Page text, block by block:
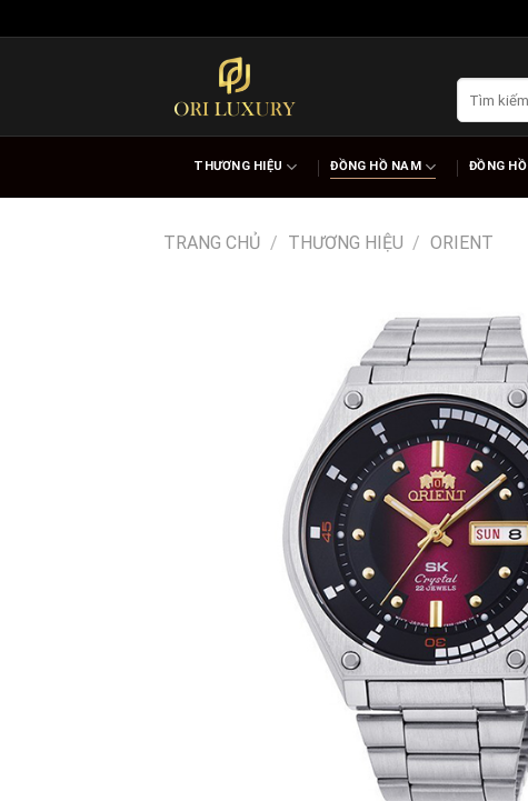
to
THƯƠNG HIỆU ĐỒNG HỒ NAM ĐỒNG
TRANG CHỦ / THƯƠNG HIỆU / ORIENT